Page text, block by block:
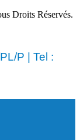
Droits Réservés.
P | Tel :